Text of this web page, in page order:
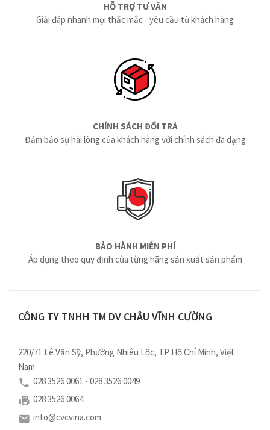
HỖ TRỢ TƯ VẤN
Giải đáp nhanh mọi thắc mắc - yêu cầu từ khách hàng
CHÍNH SÁCH ĐỔI TRẢ
Đảm bảo sự hài lòng của khách hàng với chính sách đa dạng
BẢO HÀNH MIỄN PHÍ
Áp dụng theo quy định của từng hãng sản xuất sản phẩm
CÔNG TY TNHH TM DV CHÂU VĨNH CƯỜNG
220/71 Lê Văn Sỹ, Phường Nhiêu Lộc, TP Hồ Chí Minh, Việt
Nam
028 3526 0061 - 028 3526 0049
028 3526 0064
info@cvcvina.com